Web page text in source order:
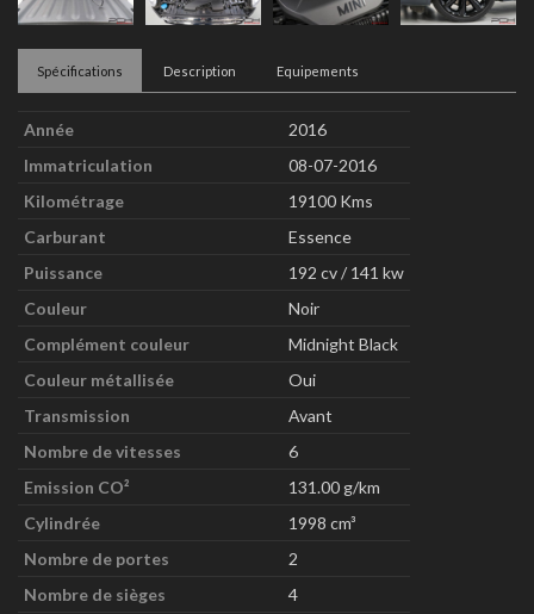
Spécifications Description Equipements
Année
2016
Immatriculation
08-07-2016
Kilométrage
19100 Kms
Carburant
Essence
Puissance
192 cv / 141 kw
Couleur
Noir
Complément couleur
Midnight Black
Couleur métallisée
Oui
Transmission
Avant
Nombre de vitesses
6
Emission CO²
131.00 g/km
Cylindrée
1998 cm³
Nombre de portes
2
Nombre de sièges
4